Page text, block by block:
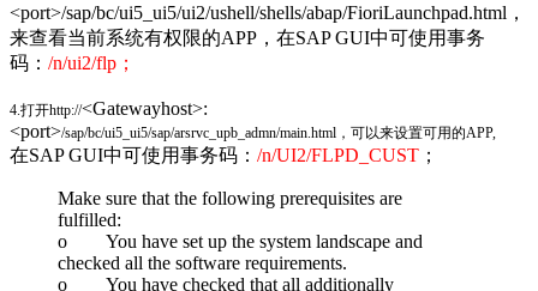
<port>/sap/bc/ui5_ui5/ui2/ushell/shells/abap/FioriLaunchpad.html，
来查看当前系统有权限的APP，在SAP GUI中可使用事务
码： /n/ui2/flp；
4.打开http://<Gatewayhost>:
<port>/sap/bc/ui5_ui5/sap/arsrvc_upb_admn/main.html，可以来设置可用的APP,
在SAP GUI中可使用事务码： /n/UI2/FLPD_CUST ；
Make sure that the following prerequisites are
fulfilled:
o You have set up the system landscape and
checked all the software requirements.
o You have checked that all additionally